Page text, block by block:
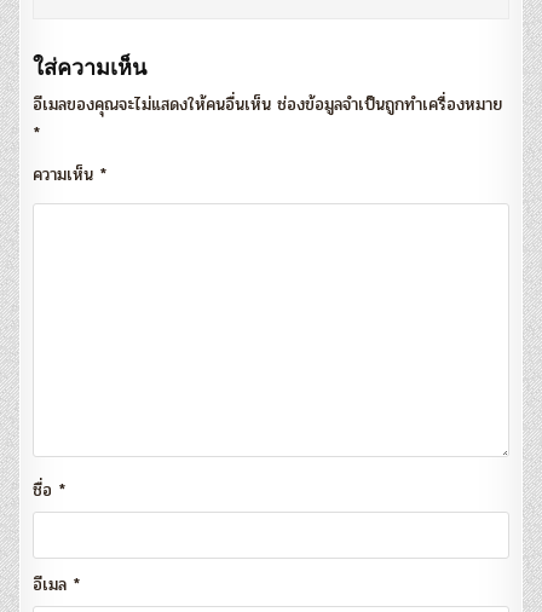
ใส่ความเห็น
อีเมลของคุณจะไม่แสดงให้คนอื่นเห็น ช่องข้อมูลจำเป็นถูกทำเครื่องหมาย
*
ความเห็น *
ชื่อ *
อีเมล *